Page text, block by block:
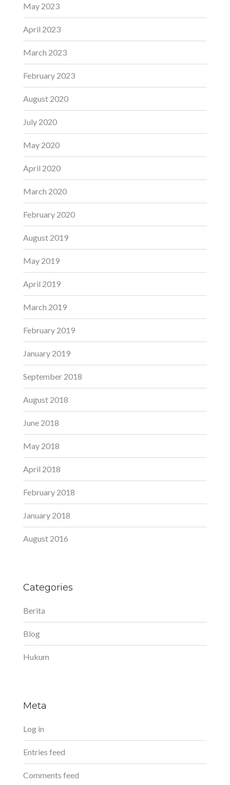
May 2023
April 2023
March 2023
February 2023
August 2020
July 2020
May 2020
April 2020
March 2020
February 2020
August 2019
May 2019
April 2019
March 2019
February 2019
January 2019
September 2018
August 2018
June 2018
May 2018
April 2018
February 2018
January 2018
August 2016
Categories
Berita
Blog
Hukum
Meta
Log in
Entries feed
Comments feed